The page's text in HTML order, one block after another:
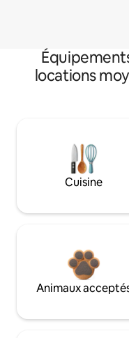
locations
Cuisine
Animaux